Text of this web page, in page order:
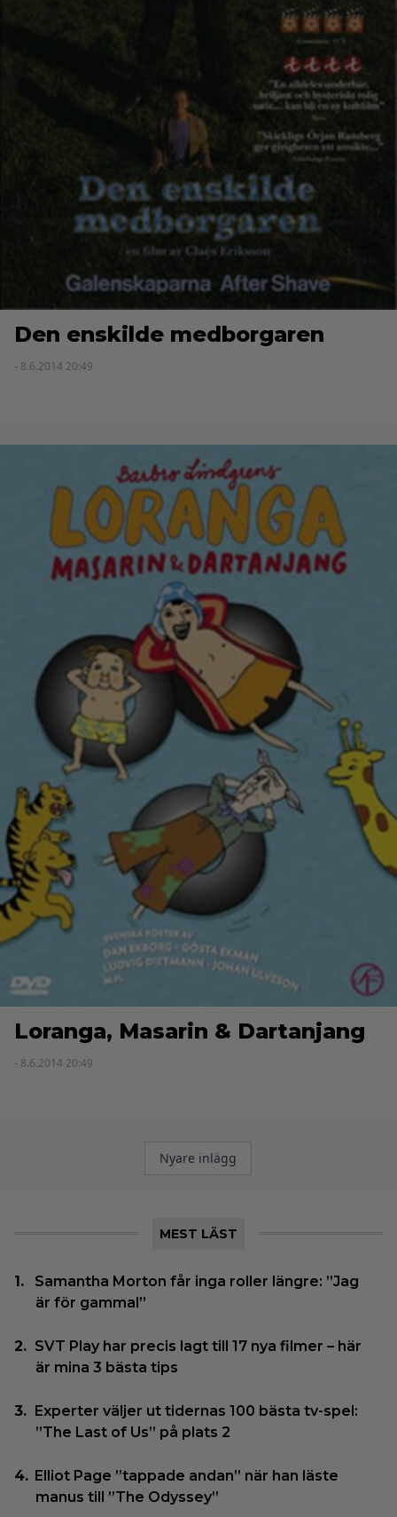
Den enskilde medborgaren
- 8.6.2014 20:49
Loranga, Masarin & Dartanjang
- 8.6.2014 20:49
Inläggsnavigering
Nyare inlägg
MEST LÄST
Samantha Morton får inga roller längre: ”Jag
är för gammal”
SVT Play har precis lagt till 17 nya filmer – här
är mina 3 bästa tips
Experter väljer ut tidernas 100 bästa tv-spel:
”The Last of Us” på plats 2
Elliot Page ”tappade andan” när han läste
manus till ”The Odyssey”